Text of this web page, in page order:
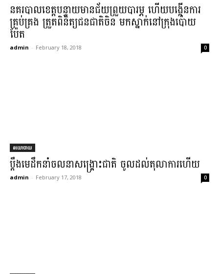
នគរបាលខេត្តបន្ទាយមានជ័យព្រួយបារម្ភ ហើយបង្កើនការ
គ្រប់គ្រង ត្រួតពិនិត្យជនជាតិចិន មកស្នាក់នៅក្រុងប៉ោយ
ប៉ែត
admin - February 18, 2018 0
នយោបាយ
ប្តឹងមេដឹកនាំចលនាសង្រ្គោះជាតិ ចូលដល់តុលាការហើយ
admin - February 17, 2018 0